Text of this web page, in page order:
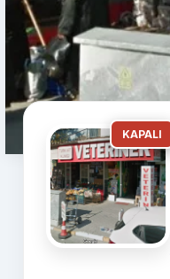
KAPALI